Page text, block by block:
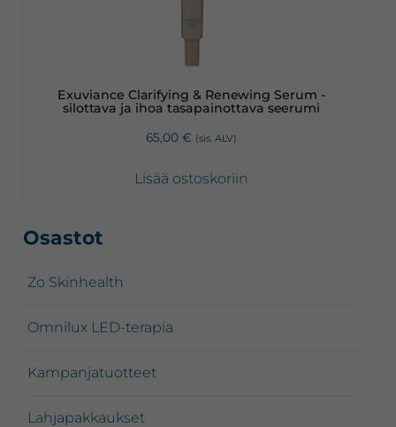
Exuviance Clarifying & Renewing Serum -
silottava ja ihoa tasapainottava seerumi
65,00 € (sis. ALV)
Lisää ostoskoriin
Ensisijainen
Osastot
Zo Skinhealth
Omnilux LED-terapia
Kampanjatuotteet
Lahjapakkaukset